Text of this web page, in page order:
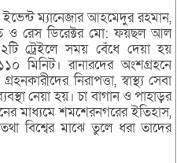
ইভেন্ট ম্যানেজার আহমেদুর রহমান,
ও রেস ডিরেক্টর মো: ফয়ছল আল
ট্রেইলে সময় বেঁধে দেয়া হয়
মিনিট। রানারদের অংশগ্রহনে
নিরাপত্তা, স্বাস্থ্য সেবা
নেয়া হয়। চা বাগান ও পাহাড়র
মাধ্যমে শমশেরনগরের ইতিহাস,
বিশ্বের মাঝে তুলে ধরা তাদের